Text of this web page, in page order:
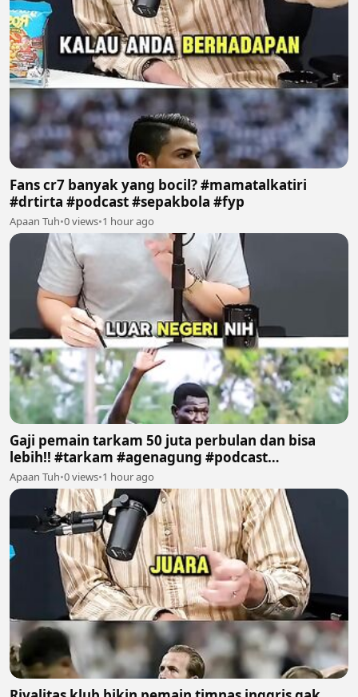
Fans cr7 banyak yang bocil? #mamatalkatiri
#drtirta #podcast #sepakbola #fyp
Apaan Tuh•0 views•1 hour ago
Gaji pemain tarkam 50 juta perbulan dan bisa
lebih!! #tarkam #agenagung #podcast
#sepakbola #fyp
Apaan Tuh•0 views•1 hour ago